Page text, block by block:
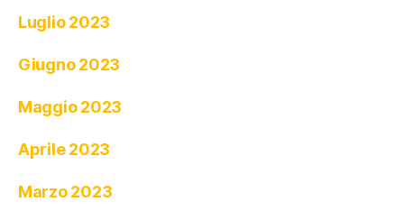
Luglio 2023
Giugno 2023
Maggio 2023
Aprile 2023
Marzo 2023